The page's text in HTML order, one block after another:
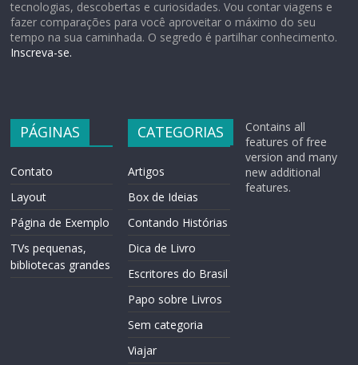
tecnologias, descobertas e curiosidades. Vou contar viagens e
fazer comparações para você aproveitar o máximo do seu
tempo na sua caminhada. O segredo é partilhar conhecimento.
Inscreva-se.
PÁGINAS
Contato
Layout
Página de Exemplo
TVs pequenas,
bibliotecas grandes
CATEGORIAS
Artigos
Box de Ideias
Contando Histórias
Dica de Livro
Escritores do Brasil
Papo sobre Livros
Sem categoria
Viajar
Contains all
features of free
version and many
new additional
features.